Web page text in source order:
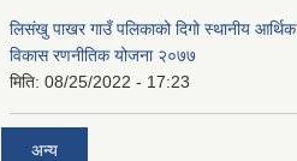
लिसंखु पाखर गाउँ पलिकाको दिगो स्थानीय आर्थिक
विकास रणनीतिक योजना २०७७
मिति: 08/25/2022 - 17:23
अन्य